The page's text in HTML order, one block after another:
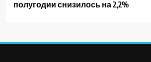
полугодии снизилось на 2,2%